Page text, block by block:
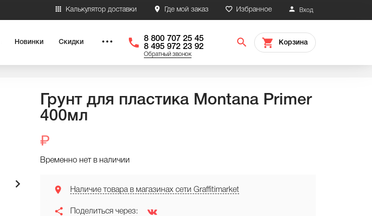
Вход
Избранное
Где мой заказ
Калькулятор доставки
Новинки Скидки
8 800 707 25 45
8 495 972 23 92
Обратный звонок
Корзина
Грунт для пластика Montana Primer
400мл
Временно нет в наличии
Наличие товара в магазинах сети Graffitimarket
Поделиться через: